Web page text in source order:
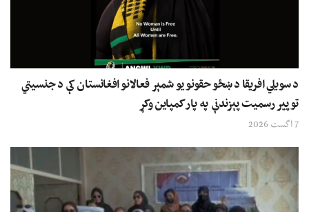
د سویلي افریقا د ښځو حقونو یو شمېر فعالانو افغانستان کې د جنسیتي
توپیر رسمیت پېزندنې په پار کمپاین وکړ
7 اگست 2026